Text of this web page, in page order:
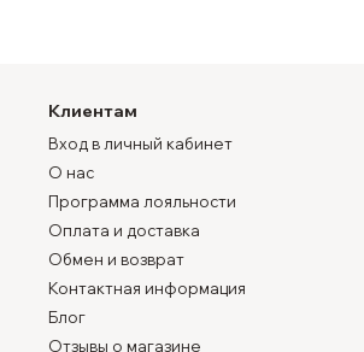
Клиентам
Вход в личный кабинет
О нас
Программа лояльности
Оплата и доставка
Обмен и возврат
Контактная информация
Блог
Отзывы о магазине